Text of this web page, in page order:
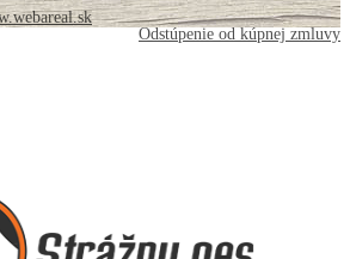
Odstúpenie od kúpnej zmluvy